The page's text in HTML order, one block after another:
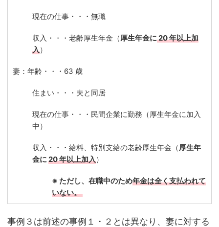
現在の仕事・・・無職
収入・・・老齢厚生年金（厚生年金に20 年以上加
入）
妻：年齢・・・63 歳
住まい・・・夫と同居
現在の仕事・・・民間企業に勤務（厚生年金に加入
中）
収入・・・給料、特別支給の老齢厚生年金（厚生年
金に 20 年以上加入）
※ ただし、在職中のため年金は全く支払われて
いない。
事例３は前述の事例１・２とは異なり、妻に対する